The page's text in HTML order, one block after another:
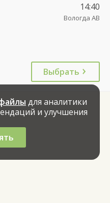
14:40
Вологда АВ
Выбрать
для аналитики
и улучшения